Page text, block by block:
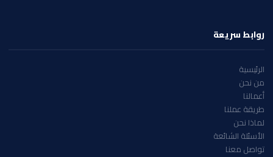
روابط سريعة
الرئيسية
من نحن
أعمالنا
طريقة عملنا
لماذا نحن
الأسئلة الشائعة
تواصل معنا